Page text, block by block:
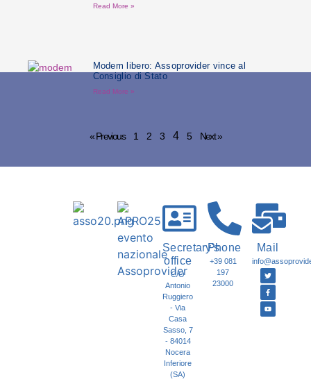
Read More »
Modem libero: Assoprovider vince al
Consiglio di Stato
Read More »
« Previous 1 2 3 4 5 Next »
Secretary's
office
C/O
Antonio
Ruggiero
- Via
Casa
Sasso, 7
- 84014
Nocera
Inferiore
(SA)
Phone
+39 081
197
23000
Mail